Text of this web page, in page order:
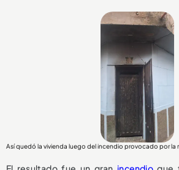
Así quedó la vivienda luego del incendio provocado por la